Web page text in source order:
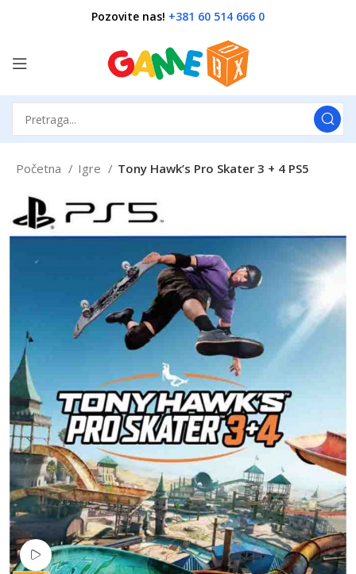
Pozovite nas! +381 60 514 666 0
Početna Igre Tony Hawk’s Pro Skater 3 + 4 PS5
Pogledaj Video